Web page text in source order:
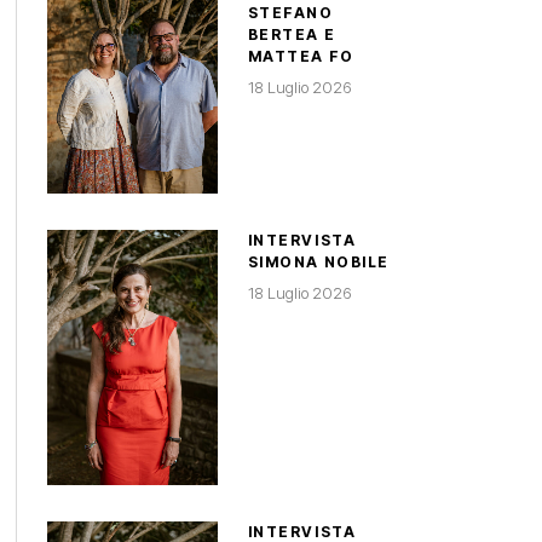
STEFANO
BERTEA E
MATTEA FO
18 Luglio 2026
INTERVISTA
SIMONA NOBILE
18 Luglio 2026
INTERVISTA